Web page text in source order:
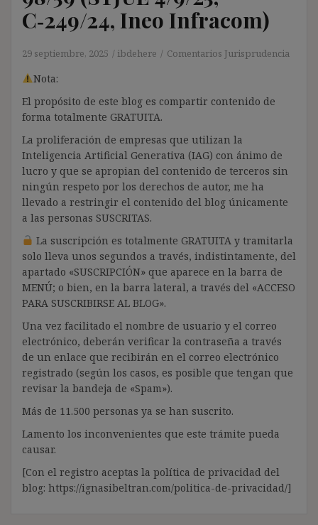
C‑249/24, Ineo Infracom)
29 septiembre, 2025 ibdehere Comentarios Jurisprudencia
Nota:
El propósito de este blog es compartir contenido de
forma totalmente GRATUITA.
La proliferación de empresas que utilizan la
Inteligencia Artificial Generativa (IAG) con ánimo de
lucro y que se apropian del contenido de terceros sin
ningún respeto por los derechos de autor, me ha
llevado a restringir el contenido del blog únicamente
a las personas SUSCRITAS.
La suscripción es totalmente GRATUITA y tramitarla
solo lleva unos segundos a través, indistintamente, del
apartado «SUSCRIPCIÓN» que aparece en la barra de
MENÚ; o bien, en la barra lateral, a través del «ACCESO
PARA SUSCRIBIRSE AL BLOG».
Una vez facilitado el nombre de usuario y el correo
electrónico, deberán verificar la contraseña a través
de un enlace que recibirán en el correo electrónico
registrado (según los casos, es posible que tengan que
revisar la bandeja de «Spam»).
Más de 11.500 personas ya se han suscrito.
Lamento los inconvenientes que este trámite pueda
causar.
[Con el registro aceptas la política de privacidad del
blog: https://ignasibeltran.com/politica-de-privacidad/]